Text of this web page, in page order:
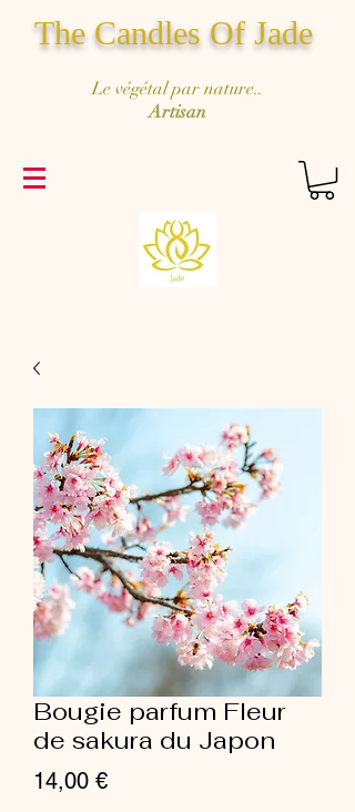
The Candles Of Jade
Le végétal par nature..
Artisan
Bougie parfum Fleur
de sakura du Japon
14,00 €Prix